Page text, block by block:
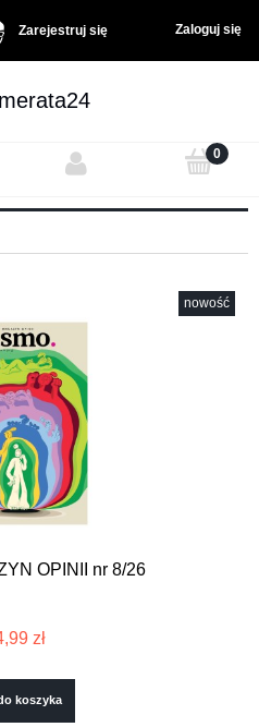
Zarejestruj się Zaloguj się
OPINII nr 8/26
zł
koszyka
nowość